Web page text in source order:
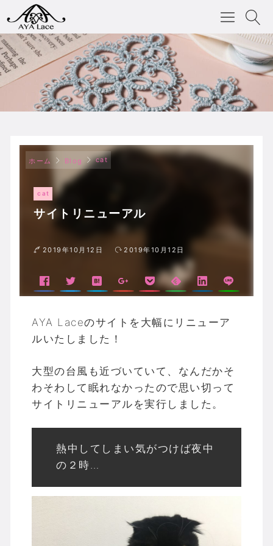
ホーム Blog cat
cat
サイトリニューアル
2019年10月12日 2019年10月12日
AYA Laceのサイトを大幅にリニューア
ルいたしました！
大型の台風も近づいていて、なんだかそ
わそわして眠れなかったので思い切って
サイトリニューアルを実行しました。
熱中してしまい気がつけば夜中
の２時…